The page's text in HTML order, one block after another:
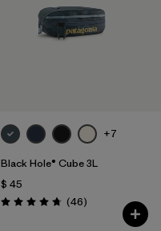
+7
Black Hole® Cube 3L
$ 45
Valoración: 4.8 / 5
(46Comentarios
)